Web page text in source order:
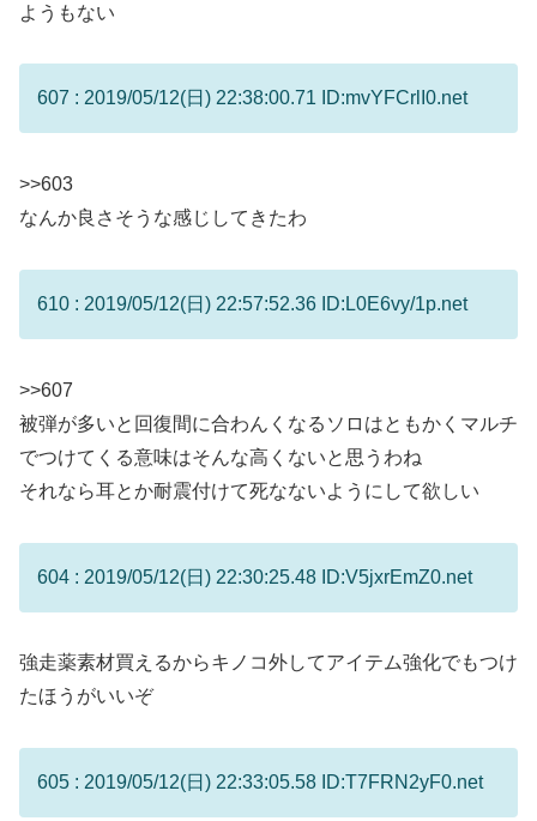
ようもない
607 : 2019/05/12(日) 22:38:00.71 ID:mvYFCrlI0.net
>>603
なんか良さそうな感じしてきたわ
610 : 2019/05/12(日) 22:57:52.36 ID:L0E6vy/1p.net
>>607
被弾が多いと回復間に合わんくなるソロはともかくマルチ
でつけてくる意味はそんな高くないと思うわね
それなら耳とか耐震付けて死なないようにして欲しい
604 : 2019/05/12(日) 22:30:25.48 ID:V5jxrEmZ0.net
強走薬素材買えるからキノコ外してアイテム強化でもつけ
たほうがいいぞ
605 : 2019/05/12(日) 22:33:05.58 ID:T7FRN2yF0.net